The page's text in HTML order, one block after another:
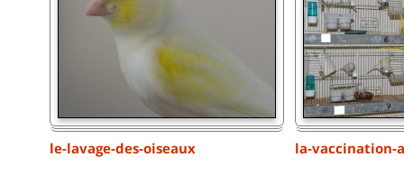
le-lavage-des-oiseaux la-